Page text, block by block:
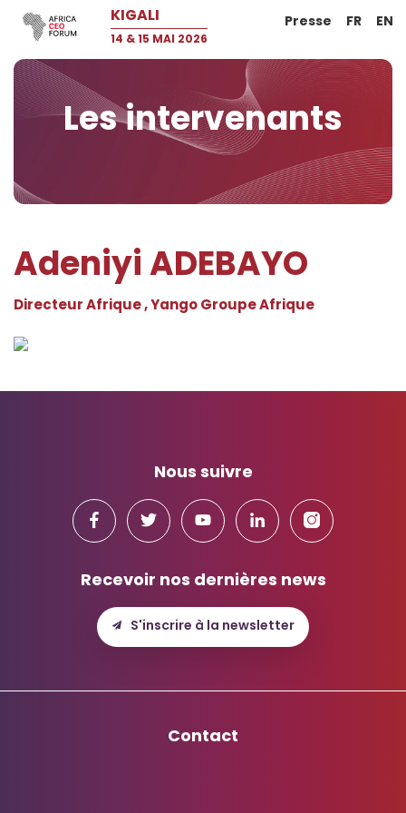
KIGALI
14 & 15 MAI 2026
Presse FR EN
Les intervenants
Adeniyi ADEBAYO
Directeur Afrique , Yango Groupe Afrique
Nous suivre
Recevoir nos dernières news
S'inscrire à la newsletter
Contact